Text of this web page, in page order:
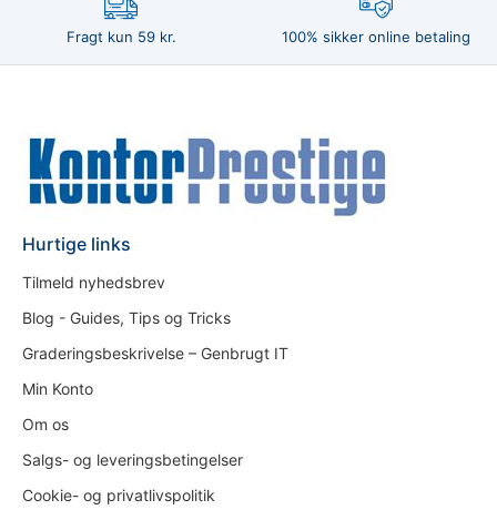
Fragt kun 59 kr. 100% sikker online betaling
Hurtige links
Tilmeld nyhedsbrev
Blog - Guides, Tips og Tricks
Graderingsbeskrivelse – Genbrugt IT
Min Konto
Om os
Salgs- og leveringsbetingelser
Cookie- og privatlivspolitik